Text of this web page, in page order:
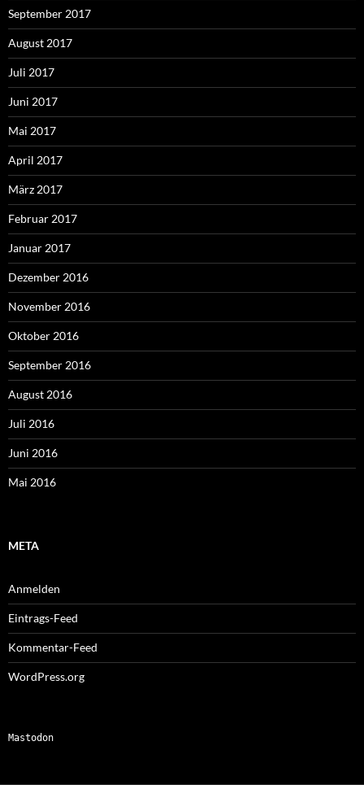
September 2017
August 2017
Juli 2017
Juni 2017
Mai 2017
April 2017
März 2017
Februar 2017
Januar 2017
Dezember 2016
November 2016
Oktober 2016
September 2016
August 2016
Juli 2016
Juni 2016
Mai 2016
META
Anmelden
Eintrags-Feed
Kommentar-Feed
WordPress.org
Mastodon